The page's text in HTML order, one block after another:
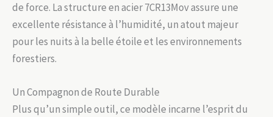
de force. La structure en acier 7CR13Mov assure une
excellente résistance à l’humidité, un atout majeur
pour les nuits à la belle étoile et les environnements
forestiers.
Un Compagnon de Route Durable
Plus qu’un simple outil, ce modèle incarne l’esprit du